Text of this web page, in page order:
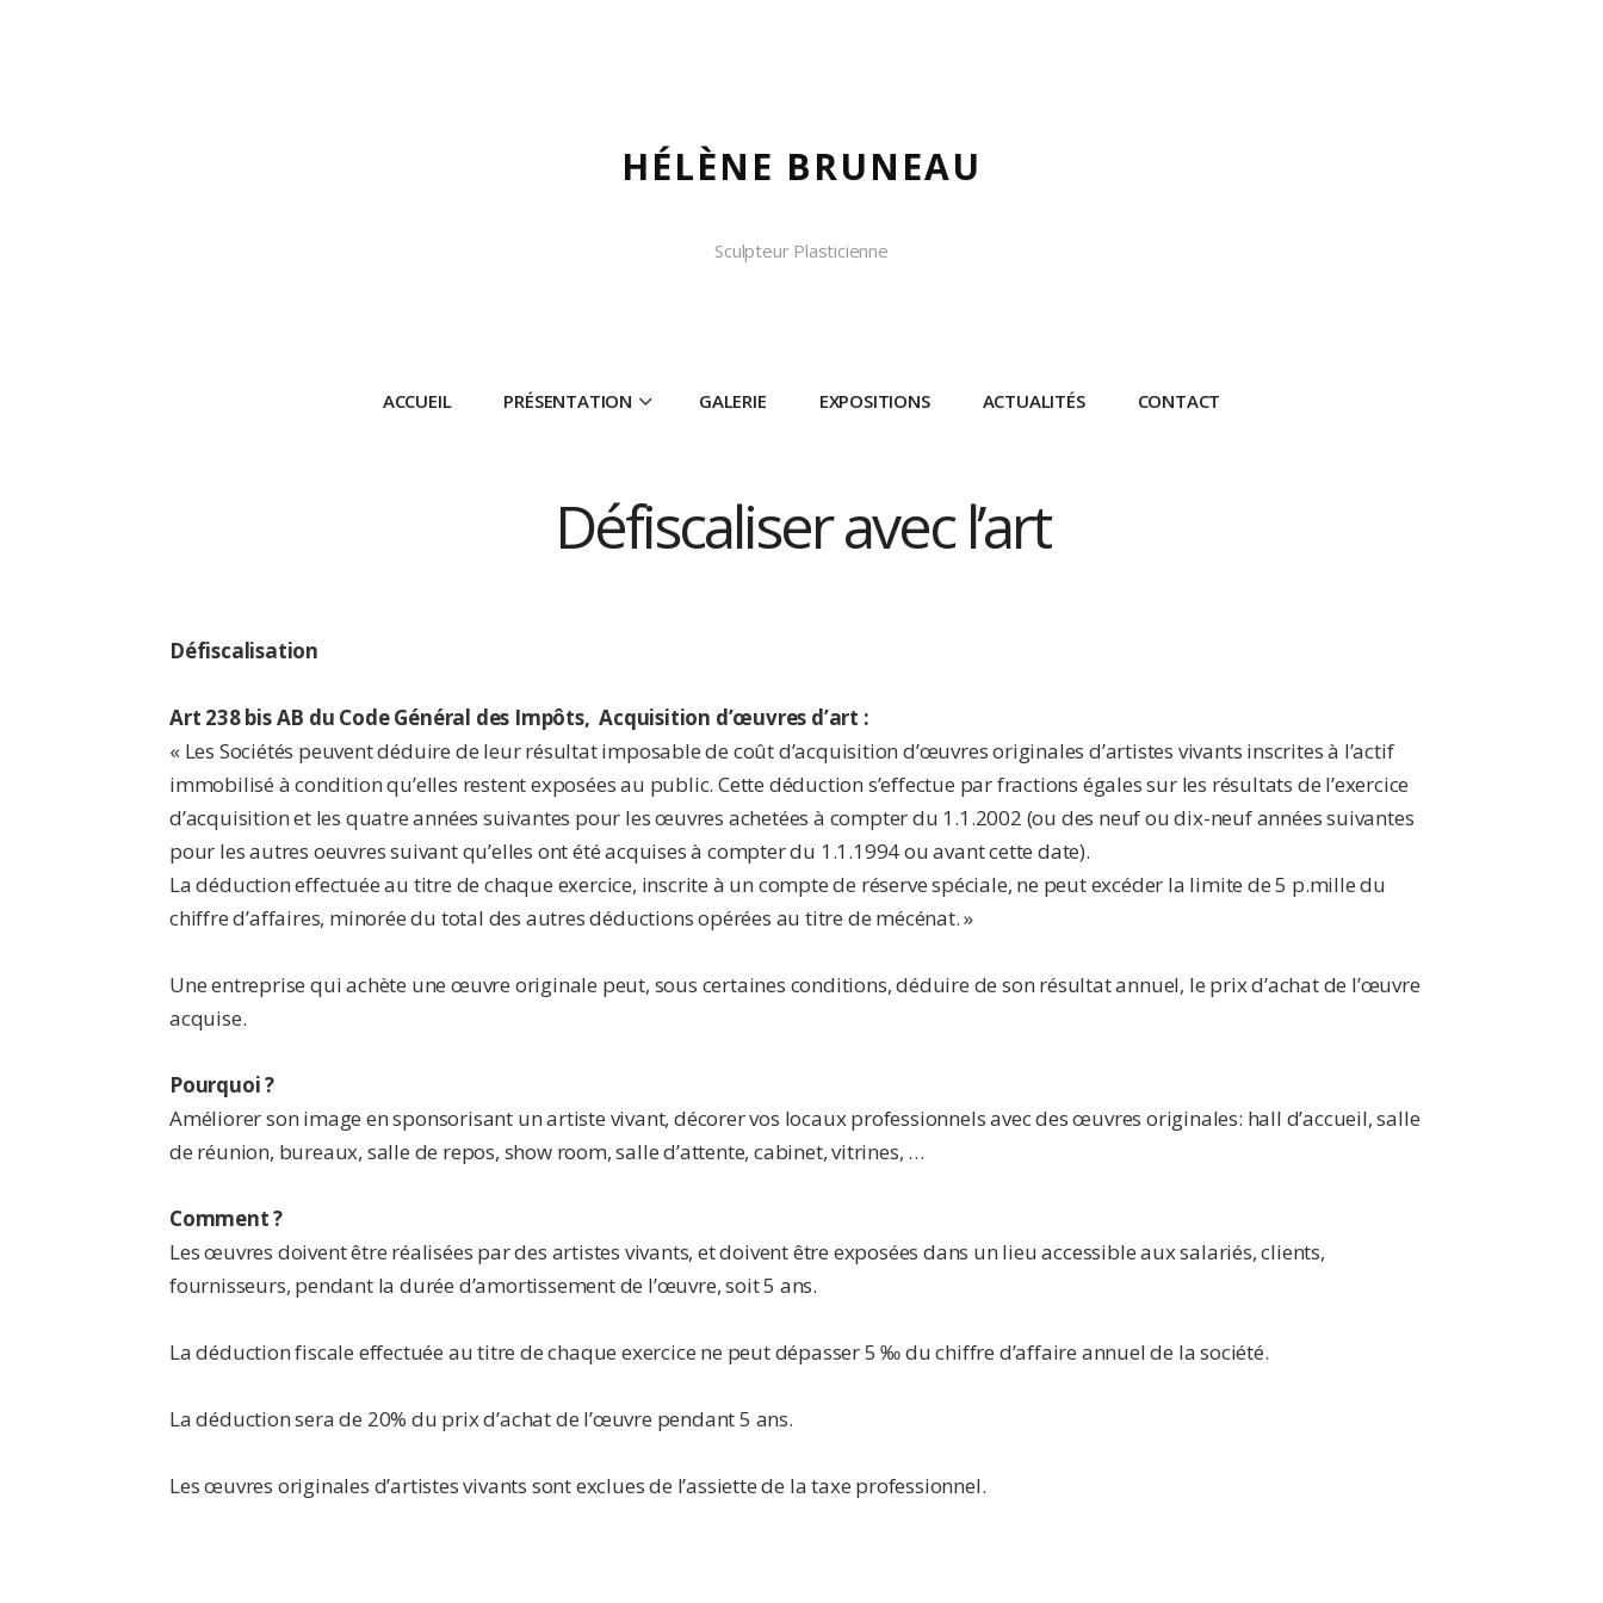
HÉLÈNE BRUNEAU
Sculpteur Plasticienne
ACCUEIL PRÉSENTATION GALERIE EXPOSITIONS ACTUALITÉS CONTACT
Défiscaliser avec l’art
Défiscalisation
Art 238 bis AB du Code Général des Impôts, Acquisition d’œuvres d’art :
« Les Sociétés peuvent déduire de leur résultat imposable de coût d’acquisition d’œuvres originales d’artistes vivants inscrites à l’actif
immobilisé à condition qu’elles restent exposées au public. Cette déduction s’effectue par fractions égales sur les résultats de l’exercice
d’acquisition et les quatre années suivantes pour les œuvres achetées à compter du 1.1.2002 (ou des neuf ou dix-neuf années suivantes
pour les autres oeuvres suivant qu’elles ont été acquises à compter du 1.1.1994 ou avant cette date).
La déduction effectuée au titre de chaque exercice, inscrite à un compte de réserve spéciale, ne peut excéder la limite de 5 p.mille du
chiffre d’affaires, minorée du total des autres déductions opérées au titre de mécénat. »
Une entreprise qui achète une œuvre originale peut, sous certaines conditions, déduire de son résultat annuel, le prix d’achat de l’œuvre
acquise.
Pourquoi ?
Améliorer son image en sponsorisant un artiste vivant, décorer vos locaux professionnels avec des œuvres originales: hall d’accueil, salle
de réunion, bureaux, salle de repos, show room, salle d’attente, cabinet, vitrines, …
Comment ?
Les œuvres doivent être réalisées par des artistes vivants, et doivent être exposées dans un lieu accessible aux salariés, clients,
fournisseurs, pendant la durée d’amortissement de l’œuvre, soit 5 ans.
La déduction fiscale effectuée au titre de chaque exercice ne peut dépasser 5 ‰ du chiffre d’affaire annuel de la société.
La déduction sera de 20% du prix d’achat de l’œuvre pendant 5 ans.
Les œuvres originales d’artistes vivants sont exclues de l’assiette de la taxe professionnel.